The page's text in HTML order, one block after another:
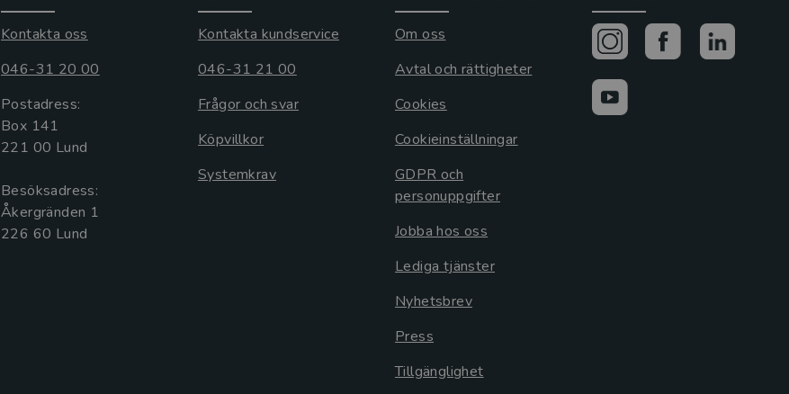
Kontakta oss
046-31 20 00
Postadress:
Box 141
221 00 Lund
Besöksadress:
Åkergränden 1
Kontakta kundservice
046-31 21 00
Frågor och svar
Köpvillkor
Systemkrav
Om oss
Avtal och rättigheter
Cookies
Cookieinställningar
GDPR och
personuppgifter
Jobba hos oss
Lediga tjänster
Nyhetsbrev
Press
Tillgänglighet